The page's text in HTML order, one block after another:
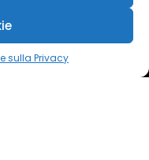
sulla Privacy